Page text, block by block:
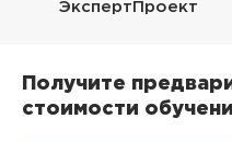
ЭкспертПроект
Получите
стоимости